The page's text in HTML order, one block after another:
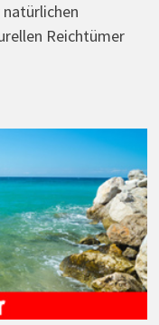
Reichtümer